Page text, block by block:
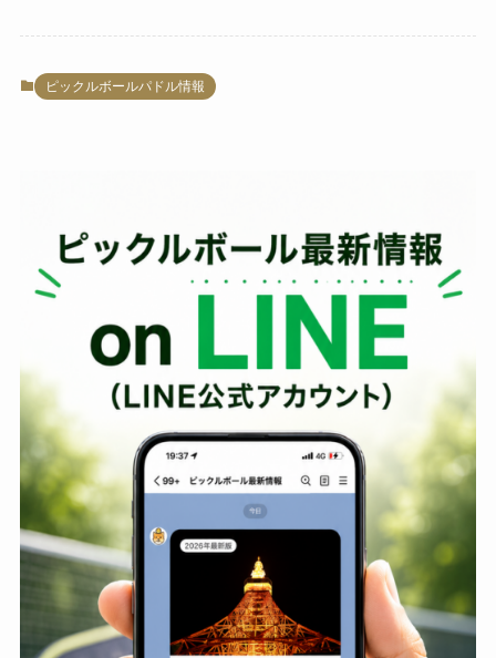
ピックルボールパドル情報